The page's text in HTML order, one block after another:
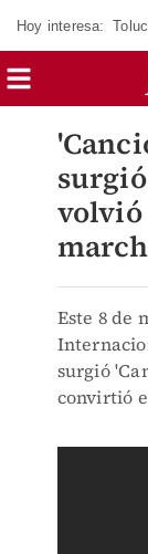
Hoy interesa:
Este 8 de
surgió
convirtió